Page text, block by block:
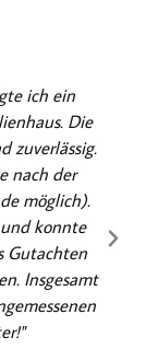
ich ein
Die
zuverlässig.
nach der
möglich).
konnte
Gutachten
Insgesamt